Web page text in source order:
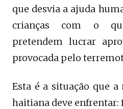
que desvia a ajuda
crianças com o
pretendem lucrar
provocada pelo
Esta é a situação que
haitiana deve enfrentar: